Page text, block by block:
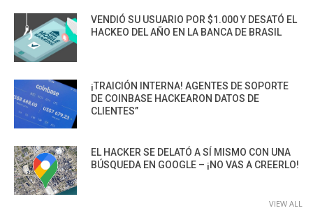
VENDIÓ SU USUARIO POR $1.000 Y DESATÓ EL
HACKEO DEL AÑO EN LA BANCA DE BRASIL
¡TRAICIÓN INTERNA! AGENTES DE SOPORTE
DE COINBASE HACKEARON DATOS DE
CLIENTES”
EL HACKER SE DELATÓ A SÍ MISMO CON UNA
BÚSQUEDA EN GOOGLE – ¡NO VAS A CREERLO!
VIEW ALL